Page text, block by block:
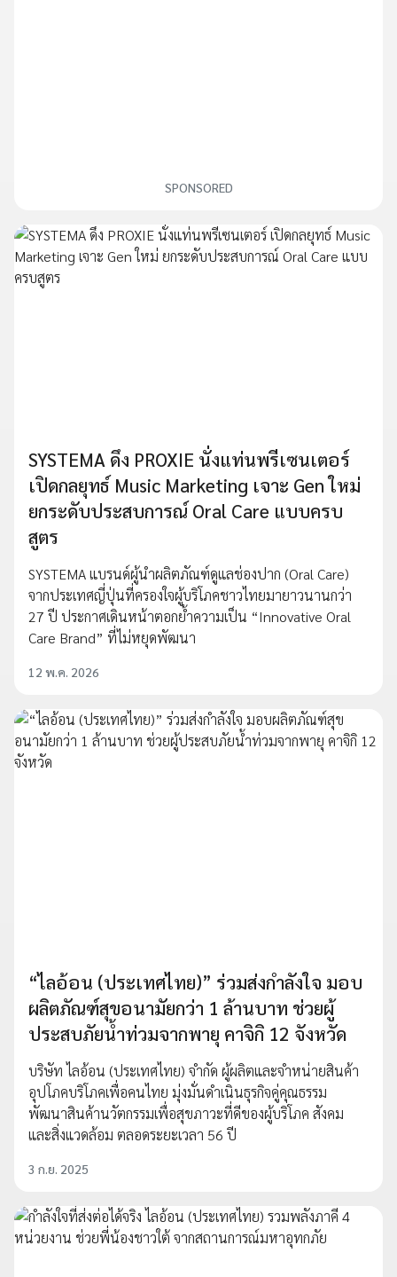
SPONSORED
SYSTEMA ดึง PROXIE นั่งแท่นพรีเซนเตอร์
เปิดกลยุทธ์ Music Marketing เจาะ Gen ใหม่
ยกระดับประสบการณ์ Oral Care แบบครบ
สูตร
SYSTEMA แบรนด์ผู้นำผลิตภัณฑ์ดูแลช่องปาก (Oral Care)
จากประเทศญี่ปุ่นที่ครองใจผู้บริโภคชาวไทยมายาวนานกว่า
27 ปี ประกาศเดินหน้าตอกย้ำความเป็น “Innovative Oral
Care Brand” ที่ไม่หยุดพัฒนา
12 พ.ค. 2026
“ไลอ้อน (ประเทศไทย)” ร่วมส่งกำลังใจ มอบ
ผลิตภัณฑ์สุขอนามัยกว่า 1 ล้านบาท ช่วยผู้
ประสบภัยน้ำท่วมจากพายุ คาจิกิ 12 จังหวัด
บริษัท ไลอ้อน (ประเทศไทย) จำกัด ผู้ผลิตและจำหน่ายสินค้า
อุปโภคบริโภคเพื่อคนไทย มุ่งมั่นดำเนินธุรกิจคู่คุณธรรม
พัฒนาสินค้านวัตกรรมเพื่อสุขภาวะที่ดีของผู้บริโภค สังคม
และสิ่งแวดล้อม ตลอดระยะเวลา 56 ปี
3 ก.ย. 2025